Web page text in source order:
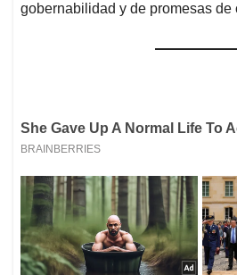
gobernabilidad y de promesas de